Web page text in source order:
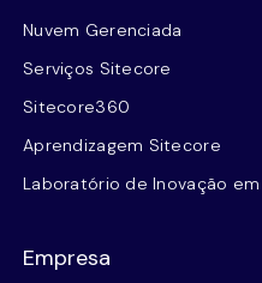
Nuvem Gerenciada
Serviços Sitecore
Sitecore360
Aprendizagem Sitecore
Laboratório de Inovação em
Empresa